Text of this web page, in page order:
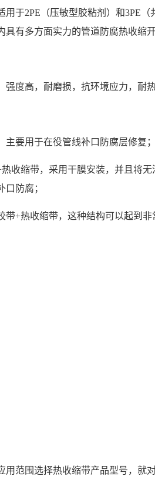
用于2PE（压敏型胶粘剂）和3PE
有多方面实力的管道防腐热收缩
度高，耐磨损，抗环境应力，耐
要用于在役管线补口防腐层修复；
收缩带，采用干膜安装，并且将
防腐；
带+热收缩带，这种结构可以起到
用范围选择热收缩带产品型号，就